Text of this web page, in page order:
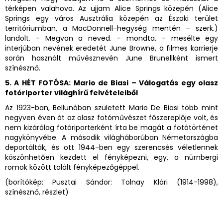
térképen valahova. Az ujjam Alice Springs közepén (Alice
Springs egy város Ausztrália közepén az Északi terület
territóriumban, a MacDonnell-hegység mentén – szerk.)
landolt. – Megvan a neved. – mondta. – mesélte egy
interjúban nevének eredetét June Browne, a filmes karrierje
során használt művésznevén June Brunellként ismert
színésznő.
5. A HÉT FOTÓSA: Mario de Biasi – Válogatás egy olasz
fotóriporter világhírű felvételeiből
Az 1923-ban, Bellunóban született Mario De Biasi több mint
negyven éven át az olasz fotóművészet főszereplője volt, és
nem kizárólag fotóriporterként írta be magát a fotótörténet
nagykönyvébe. A második világháborúban Németországba
deportálták, és ott 1944-ben egy szerencsés véletlennek
köszönhetően kezdett el fényképezni, egy, a nürnbergi
romok között talált fényképezőgéppel.
(borítókép: Pusztai Sándor: Tolnay Klári (1914-1998),
színésznő, részlet)